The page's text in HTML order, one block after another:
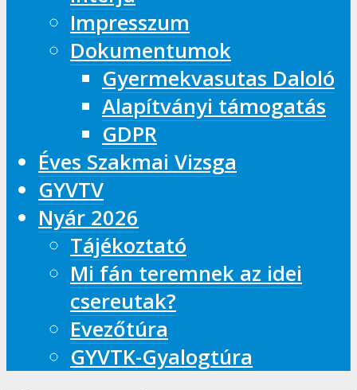
Impresszum
Dokumentumok
Gyermekvasutas Daloló
Alapítványi támogatás
GDPR
Éves Szakmai Vizsga
GYVTV
Nyár 2026
Tájékoztató
Mi fán teremnek az idei
csereutak?
Evezőtúra
GYVTK-Gyalogtúra